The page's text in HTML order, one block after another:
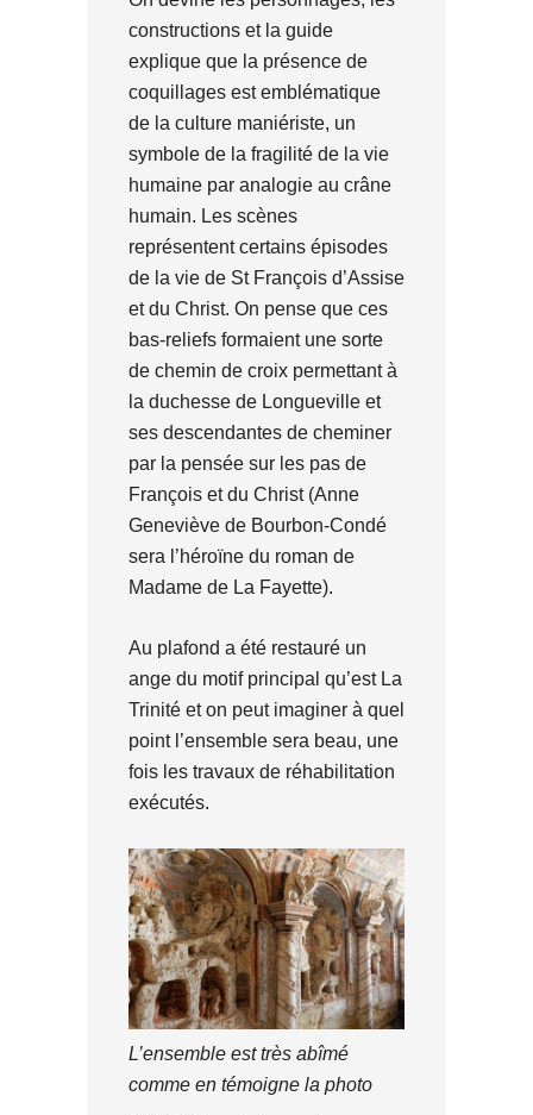
constructions et la guide
explique que la présence de
coquillages est emblématique
de la culture maniériste, un
symbole de la fragilité de la vie
humaine par analogie au crâne
humain. Les scènes
représentent certains épisodes
de la vie de St François d’Assise
et du Christ. On pense que ces
bas-reliefs formaient une sorte
de chemin de croix permettant à
la duchesse de Longueville et
ses descendantes de cheminer
par la pensée sur les pas de
François et du Christ (Anne
Geneviève de Bourbon-Condé
sera l’héroïne du roman de
Madame de La Fayette).
Au plafond a été restauré un
ange du motif principal qu’est La
Trinité et on peut imaginer à quel
point l’ensemble sera beau, une
fois les travaux de réhabilitation
exécutés.
L’ensemble est très abîmé
comme en témoigne la photo